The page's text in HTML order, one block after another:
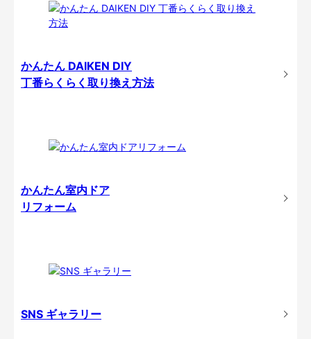
かんたん DAIKEN DIY
丁番らくらく取り換え方法
かんたん室内ドア
リフォーム
SNS ギャラリー